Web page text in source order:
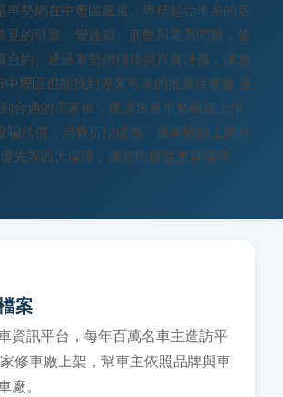
車勢網在中壢區嚴選、專精起亞車系的店
見的引擎、變速箱、底盤與電系問題，並
合約、通過車勢網稽核與真實評價，讓您
中壢區也能找到專業可靠的推薦保養廠 推
合適的店家後，建議透過車勢網線上預
騙代償、消費折扣優惠、修車明細上網可
先等四大保障，讓您的權益更有保障。
案
資訊平台，每年百萬名車主造訪平
修車廠上架，幫車主依照品牌與車
廠。